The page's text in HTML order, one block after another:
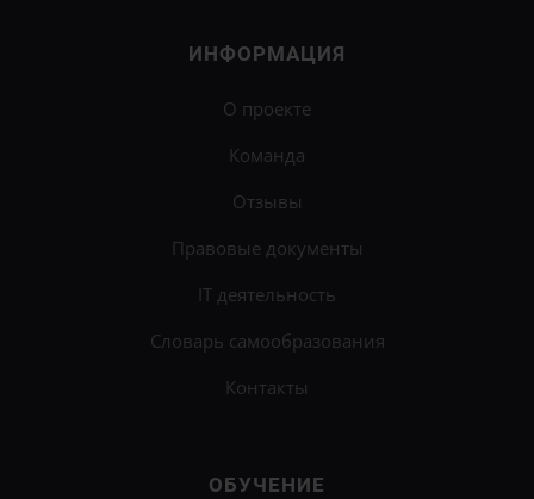
ИНФОРМАЦИЯ
О проекте
Команда
Отзывы
Правовые документы
IT деятельность
Словарь самообразования
Контакты
ОБУЧЕНИЕ